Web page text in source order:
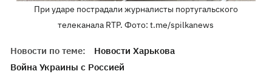
При ударе пострадали журналисты португальского
телеканала RTP. Фото: t.me/spilkanews
Новости по теме:
Новости Харькова
Война Украины с Россией